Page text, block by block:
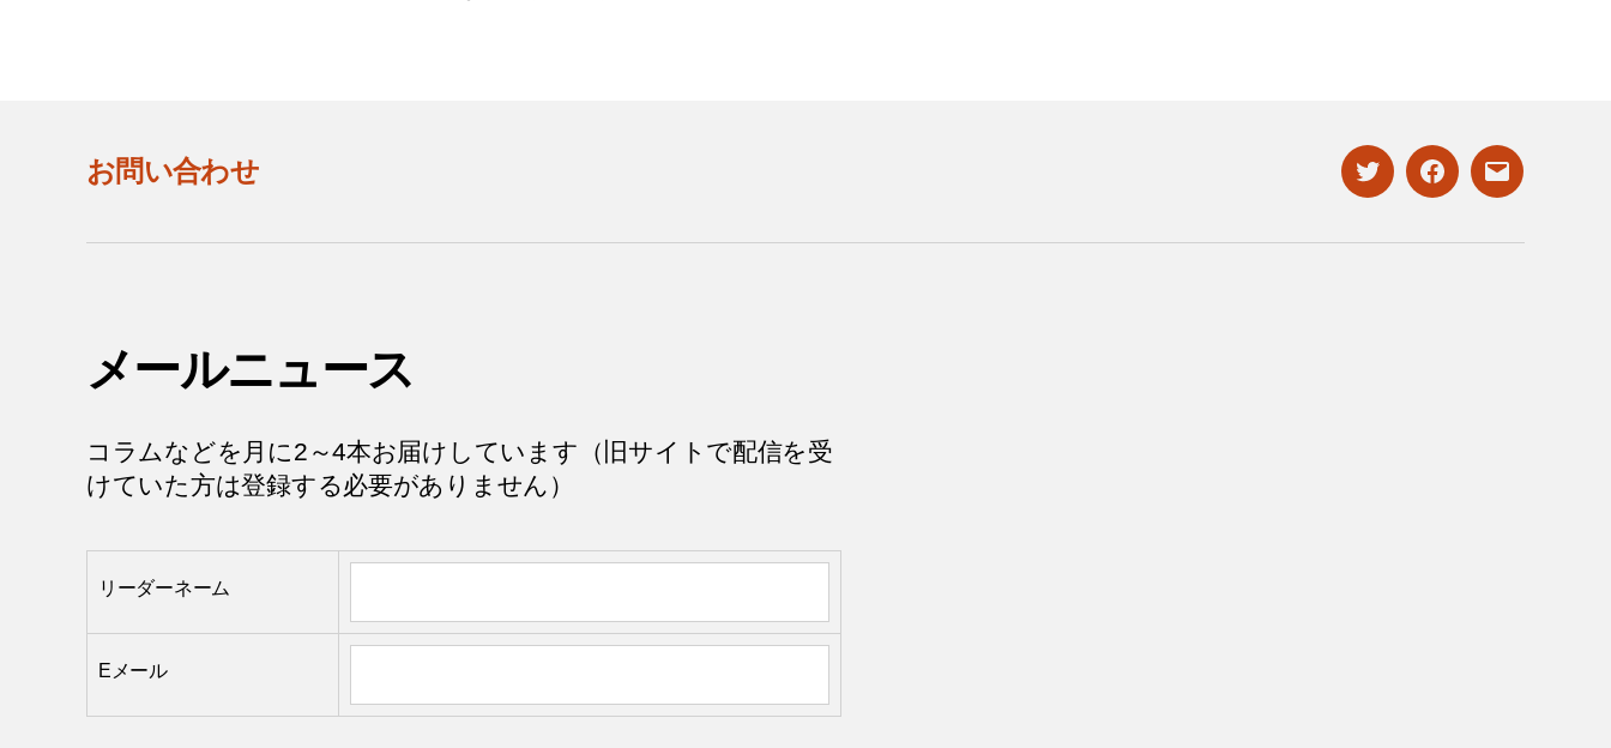
お問い合わせ twitter facebookmailto
メールニュース
コラムなどを月に2～4本お届けしています（旧サイトで配信を受
けていた方は登録する必要がありません）
リーダーネーム
Eメール